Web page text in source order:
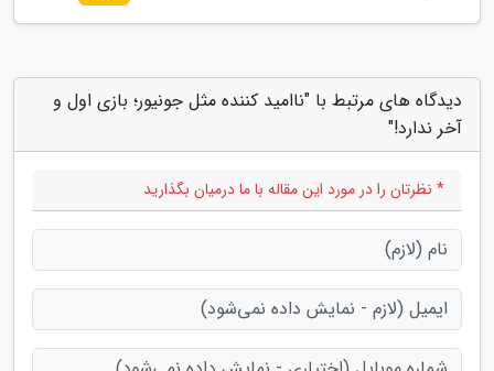
دیدگاه های مرتبط با "ناامید کننده مثل جونیور؛ بازی اول و
آخر ندارد!"
* نظرتان را در مورد این مقاله با ما درمیان بگذارید